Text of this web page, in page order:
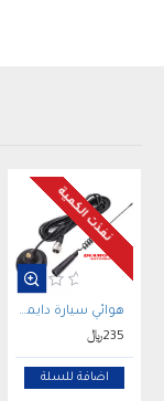
نفذت الكمية
هوائي سيارة دايموند Diamond MC100 VHF مع قاعدة مغناطيسية وكابل
235﷼
اضافة للسلة